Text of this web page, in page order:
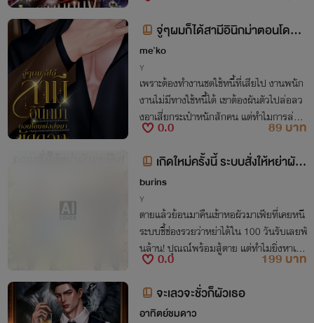
อจะหนีพ้นได้อย่างไร?
จู่ๆผมก็ได้สามีอินิกม่าตอนโดนพ่
อส่งมาขัดดอก (omegaverse)
me'ko
Y
เพราะต้องทำงานชดใช้หนี้ที่เสียไป งานพนัก
งานไม่มีทางใช้หนี้ได้ เขาต้องผันตัวไปล่อลว
งอาเสี่ยกระเป๋าหนักสักคน แต่ทำไมการล่อล
วงนี้ถึงมาจบที่งานแต่งงานพร้อมมีเจ้าก้อนใ
0.0
89 บาท
เกิดใหม่ครั้งนี้ ระบบสั่งให้หย่าผัว
มาเฟีย!
burins
Y
ตายแล้วย้อนมาคืนเข้าหอผัวมาเฟียที่เคยหนี
ระบบชี้ช่องรวยว่าหย่าได้ใน 100 วันรับเลยพั
นล้าน! ปุณณ์พร้อมสู้ตาย แต่ทำไมยิ่งหาเรื่อ
งหย่า ไอ้ผัวหน้าดุถึงยิ่งตามติด แถมขู่จะจับ
ทำเมียจริงๆ ซะงั้น!
0.0
199 บาท
จะเลวจะชั่วก็ผัวเธอ
อาทิตย์ชมดาว